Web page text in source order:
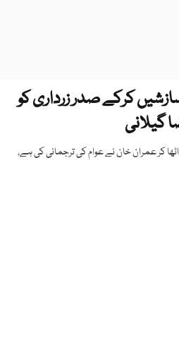
کرکے صدر زرداری کو
گیلانی
کر عمران خان نے عوام کی ترجمانی کی ہے،